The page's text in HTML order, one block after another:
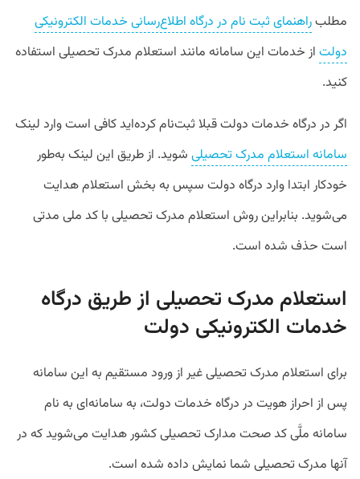
مطلبراهنمای ثبت نام در درگاه اطلاع‌رسانی خدمات الکترونیکی
دولت از خدمات این سامانه مانند استعلام مدرک تحصیلی استفاده
کنید.
اگر در درگاه خدمات دولت قبلا ثبت‌نام کرده‌اید کافی است وارد لینک
سامانه استعلام مدرک تحصیلی شوید. از طریق این لینک به‌طور
خودکار ابتدا وارد درگاه دولت سپس به بخش استعلام هدایت
می‌شوید. بنابراین روش استعلام مدرک تحصیلی با کد ملی مدتی
است حذف شده است.
استعلام مدرک تحصیلی از طریق درگاه
خدمات الکترونیکی دولت
برای استعلام مدرک تحصیلی غیر از ورود مستقیم به این سامانه
پس از احراز هویت در درگاه خدمات دولت، به سامانه‌ای به نام
سامانه ملَّی کد صحت مدارک تحصیلی کشور هدایت می‌شوید که در
آنها مدرک تحصیلی شما نمایش داده شده است.